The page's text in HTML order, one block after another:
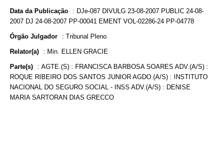
Data da Publicação : DJe-087 DIVULG 23-08-2007 PUBLIC 24-08-
2007 DJ 24-08-2007 PP-00041 EMENT VOL-02286-24 PP-04778
Órgão Julgador : Tribunal Pleno
Relator(a) : Min. ELLEN GRACIE
Parte(s) : AGTE.(S) : FRANCISCA BARBOSA SOARES ADV.(A/S) :
ROQUE RIBEIRO DOS SANTOS JUNIOR AGDO.(A/S) : INSTITUTO
NACIONAL DO SEGURO SOCIAL - INSS ADV.(A/S) : DENISE
MARIA SARTORAN DIAS GRECCO